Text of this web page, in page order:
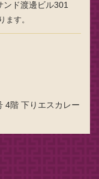
ド渡邊ビル301
ます。
4階 下りエスカレー